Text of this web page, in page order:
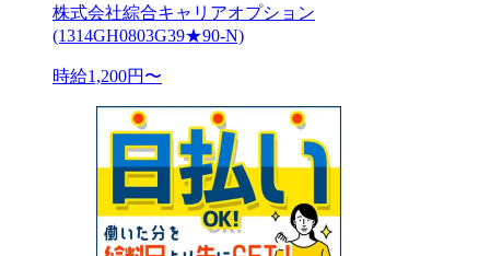
株式会社綜合キャリアオプション
(1314GH0803G39★90-N)
時給1,200円〜